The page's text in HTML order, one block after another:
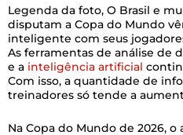
Legenda da foto, O Brasil e
disputam a Copa do Mundo
inteligente com seus
As ferramentas de análise de
e a inteligência artificial
Com isso, a quantidade de
treinadores só tende a
Na Copa do Mundo de 2026,